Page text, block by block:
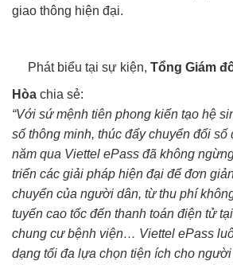
giao thông hiện đại.
Phát biểu tại sự kiện, Tổng Giám
Hòa chia sẻ:
“Với sứ mệnh tiên phong kiến tạo hệ
số thông minh, thúc đẩy chuyển đổi số
năm qua Viettel ePass đã không
triển các giải pháp hiện đại để đơn
chuyển của người dân, từ thu phí
tuyến cao tốc đến thanh toán điện tử
chung cư bệnh viện… Viettel ePass
dạng tối đa lựa chọn tiện ích cho